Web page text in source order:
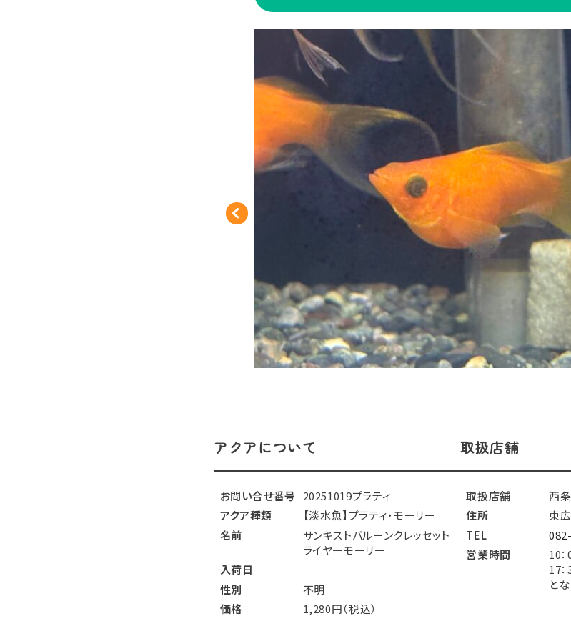
アクアについて
お問い合せ番号
20251019プラティ
アクア種類
【淡水魚】プラティ・モーリー
名前
サンキストバルーンクレッセット
ライヤーモーリー
入荷日
性別
不明
価格
1,280円（税込）
取扱店舗
取扱店舗
西
住所
東
TEL
営業時間
10
17
とな